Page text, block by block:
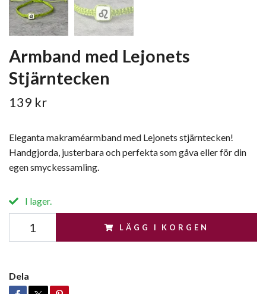
Armband med Lejonets
Stjärntecken
139 kr
Eleganta makraméarmband med Lejonets stjärntecken!
Handgjorda, justerbara och perfekta som gåva eller för din
egen smyckessamling.
I lager.
LÄGG I KORGEN
Dela